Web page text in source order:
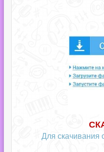
Для скачивания